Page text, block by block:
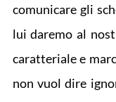
comunicare gli
lui daremo al
caratteriale e
non vuol dire